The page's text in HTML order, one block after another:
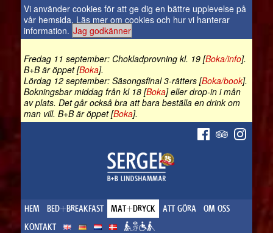
Vi använder cookies för att ge dig en bättre upplevelse på
vår hemsida. Läs mer om cookies och hur vi hanterar
information. Jag godkänner
Fredag 11 september: Chokladprovning kl. 19 [Boka/info].
B+B är öppet [Boka].
Lördag 12 september: Säsongsfinal 3-rätters [Boka/book].
Bokningsbar middag från kl 18 [Boka] eller drop-in i mån
av plats. Det går också bra att bara beställa en drink om
man vill. B+B är öppet [Boka].
HEM BED+BREAKFAST MAT+DRYCK ATT GÖRA
OM OSS
KONTAKT